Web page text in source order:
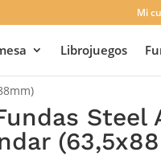
Mi
Librojuegos
Steel